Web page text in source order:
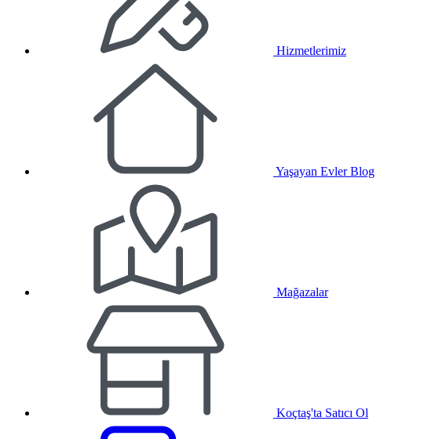
Hizmetlerimiz
Yaşayan Evler Blog
Mağazalar
Koçtaş'ta Satıcı Ol